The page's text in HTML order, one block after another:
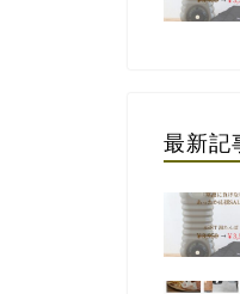
最新記